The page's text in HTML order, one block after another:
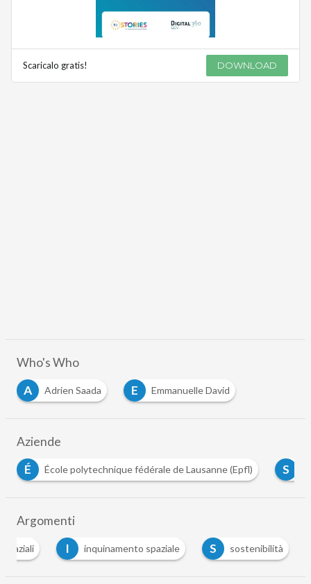
Scaricalo gratis! DOWNLOAD
Who's Who
A
Adrien Saada E Emmanuelle David
Aziende
fédérale de Lausanne (Epfl) S Space Sustainability Rating
Argomenti
I inquinamento spaziale S sostenibilità